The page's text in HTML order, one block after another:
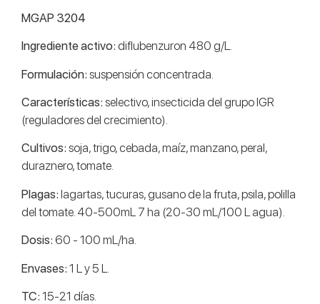
MGAP 3204
Ingrediente activo: diflubenzuron 480 g/L.
Formulación: suspensión concentrada.
Características: selectivo, insecticida del grupo IGR
(reguladores del crecimiento).
Cultivos: soja, trigo, cebada, maíz, manzano, peral,
duraznero, tomate.
Plagas: lagartas, tucuras, gusano de la fruta, psila, polilla
del tomate. 40-500mL 7 ha (20-30 mL/100 L agua).
Dosis: 60 - 100 mL/ha.
Envases: 1 L y 5 L.
TC: 15-21 días.